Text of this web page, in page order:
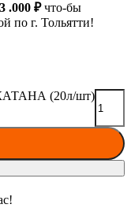
3 .000 ₽что-бы
по г. Тольятти!
КАТАНА (20л/шт)